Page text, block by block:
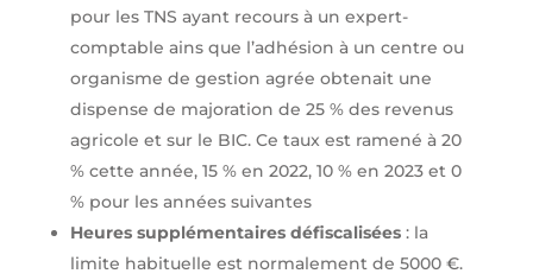
pour les TNS ayant recours à un expert-
comptable ains que l’adhésion à un centre ou
organisme de gestion agrée obtenait une
dispense de majoration de 25 % des revenus
agricole et sur le BIC. Ce taux est ramené à 20
% cette année, 15 % en 2022, 10 % en 2023 et 0
% pour les années suivantes
Heures supplémentaires défiscalisées : la
limite habituelle est normalement de 5000 €.